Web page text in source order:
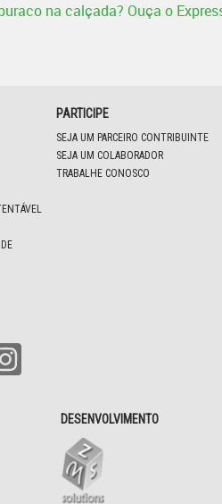
na calçada? Ouça o
PARTICIPE
SEJA UM PARCEIRO CONTRIBUINTE
SEJA UM COLABORADOR
TRABALHE CONOSCO
DESENVOLVIMENTO